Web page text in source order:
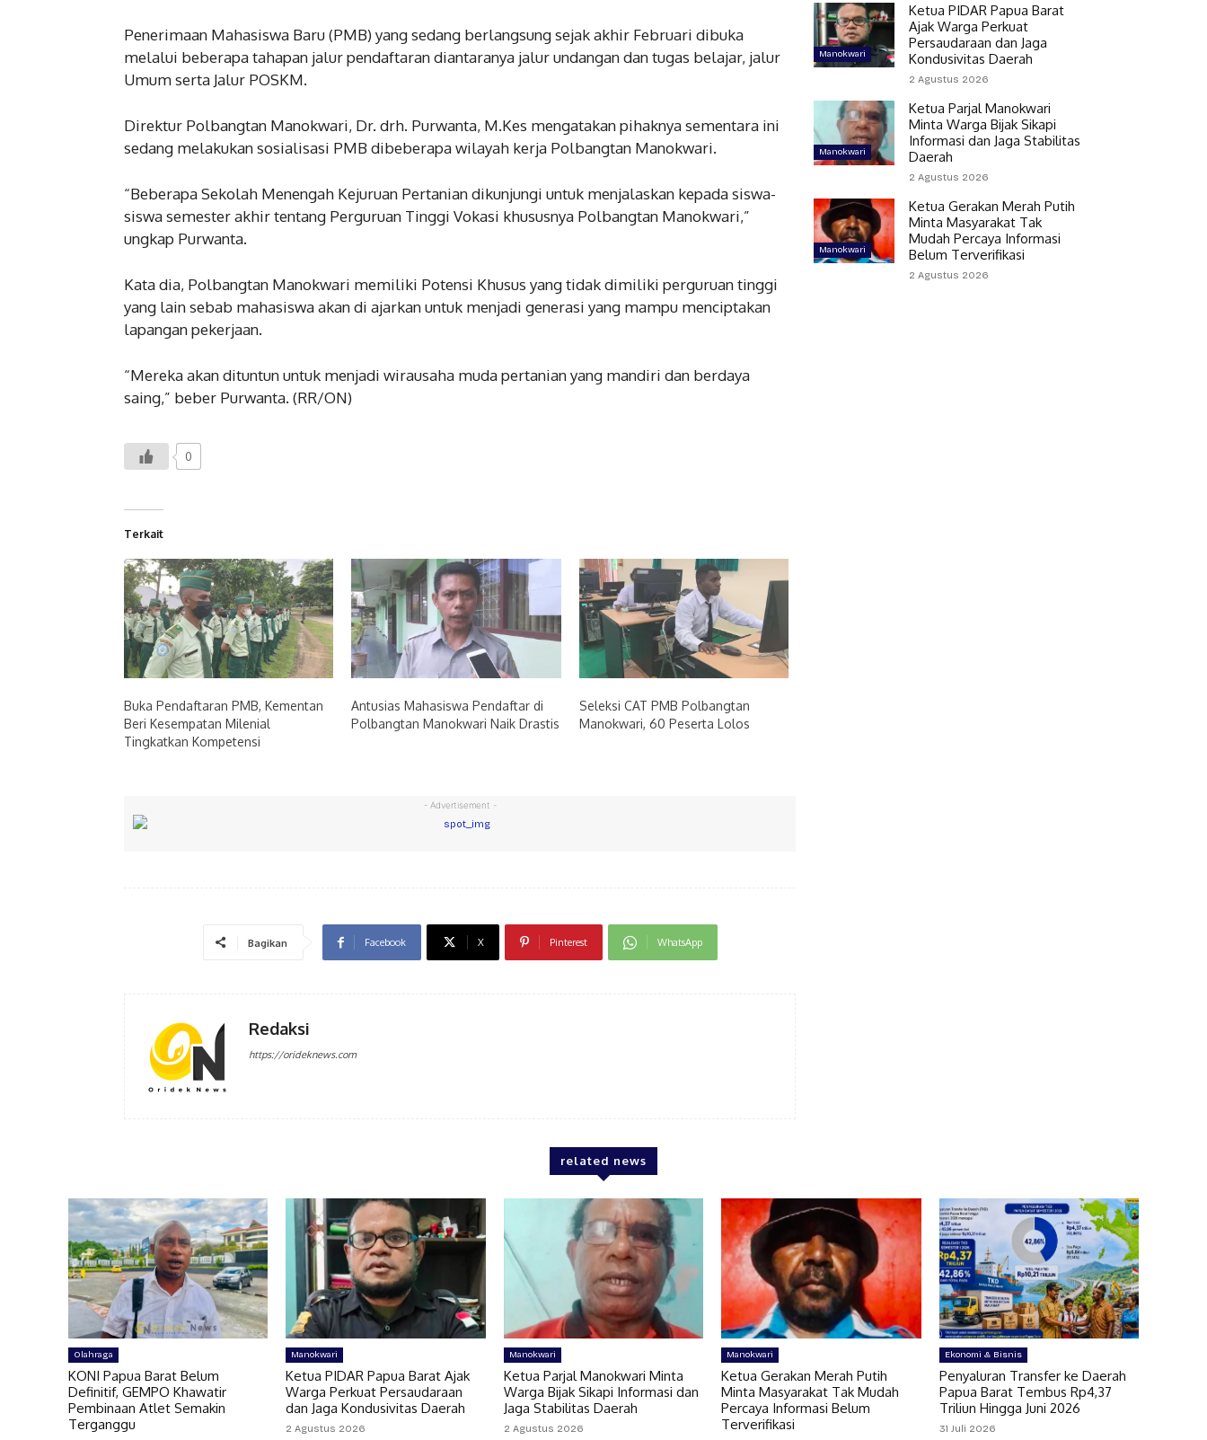
Penerimaan Mahasiswa Baru (PMB) yang sedang berlangsung sejak akhir Februari dibuka
melalui beberapa tahapan jalur pendaftaran diantaranya jalur undangan dan tugas belajar, jalur
Umum serta Jalur POSKM.
Direktur Polbangtan Manokwari, Dr. drh. Purwanta, M.Kes mengatakan pihaknya sementara ini
sedang melakukan sosialisasi PMB dibeberapa wilayah kerja Polbangtan Manokwari.
“Beberapa Sekolah Menengah Kejuruan Pertanian dikunjungi untuk menjalaskan kepada siswa-
siswa semester akhir tentang Perguruan Tinggi Vokasi khususnya Polbangtan Manokwari,”
ungkap Purwanta.
Kata dia, Polbangtan Manokwari memiliki Potensi Khusus yang tidak dimiliki perguruan tinggi
yang lain sebab mahasiswa akan di ajarkan untuk menjadi generasi yang mampu menciptakan
lapangan pekerjaan.
“Mereka akan dituntun untuk menjadi wirausaha muda pertanian yang mandiri dan berdaya
saing,” beber Purwanta. (RR/ON)
0
Terkait
Buka Pendaftaran PMB, Kementan
Beri Kesempatan Milenial
Tingkatkan Kompetensi
Antusias Mahasiswa Pendaftar di
Polbangtan Manokwari Naik Drastis
Seleksi CAT PMB Polbangtan
Manokwari, 60 Peserta Lolos
- Advertisement -
Bagikan Facebook X Pinterest WhatsApp
Redaksi
https://orideknews.com
Manokwari
Ketua PIDAR Papua Barat
Ajak Warga Perkuat
Persaudaraan dan Jaga
Kondusivitas Daerah
2 Agustus 2026
Manokwari
Ketua Parjal Manokwari
Minta Warga Bijak Sikapi
Informasi dan Jaga Stabilitas
Daerah
2 Agustus 2026
Manokwari
Ketua Gerakan Merah Putih
Minta Masyarakat Tak
Mudah Percaya Informasi
Belum Terverifikasi
2 Agustus 2026
related news
Olahraga
KONI Papua Barat Belum
Definitif, GEMPO Khawatir
Pembinaan Atlet Semakin
Terganggu
Manokwari
Ketua PIDAR Papua Barat Ajak
Warga Perkuat Persaudaraan
dan Jaga Kondusivitas Daerah
2 Agustus 2026
Manokwari
Ketua Parjal Manokwari Minta
Warga Bijak Sikapi Informasi dan
Jaga Stabilitas Daerah
2 Agustus 2026
Manokwari
Ketua Gerakan Merah Putih
Minta Masyarakat Tak Mudah
Percaya Informasi Belum
Terverifikasi
Ekonomi & Bisnis
Penyaluran Transfer ke Daerah
Papua Barat Tembus Rp4,37
Triliun Hingga Juni 2026
31 Juli 2026